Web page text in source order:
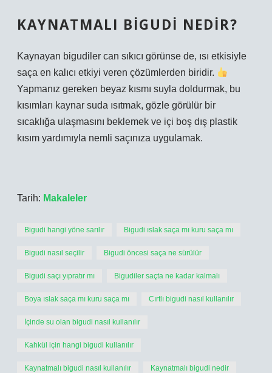
KAYNATMALI BIGUDI NEDIR?
Kaynayan bigudiler can sıkıcı görünse de, ısı etkisiyle
saça en kalıcı etkiyi veren çözümlerden biridir.
Yapmanız gereken beyaz kısmı suyla doldurmak, bu
kısımları kaynar suda ısıtmak, gözle görülür bir
sıcaklığa ulaşmasını beklemek ve içi boş dış plastik
kısım yardımıyla nemli saçınıza uygulamak.
Tarih: Makaleler
Bigudi hangi yöne sarılır Bigudi ıslak saça mı kuru saça mı
Bigudi nasıl seçilir Bigudi öncesi saça ne sürülür
Bigudi saçı yıpratır mı Bigudiler saçta ne kadar kalmalı
Boya ıslak saça mı kuru saça mı Cırtlı bigudi nasıl kullanılır
İçinde su olan bigudi nasıl kullanılır
Kahkül için hangi bigudi kullanılır
Kaynatmalı bigudi nasıl kullanılır Kaynatmalı bigudi nedir